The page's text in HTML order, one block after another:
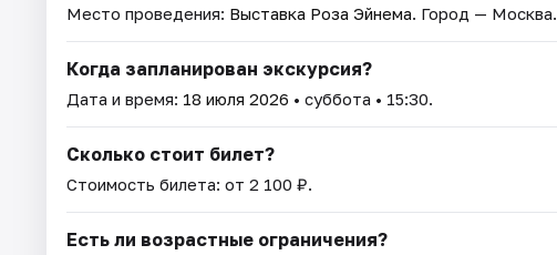
Место проведения: Выставка Роза Эйнема. Город — Москва.
Когда запланирован экскурсия?
Дата и время: 18 июля 2026 • суббота • 15:30.
Сколько стоит билет?
Стоимость билета: от 2 100 ₽.
Есть ли возрастные ограничения?